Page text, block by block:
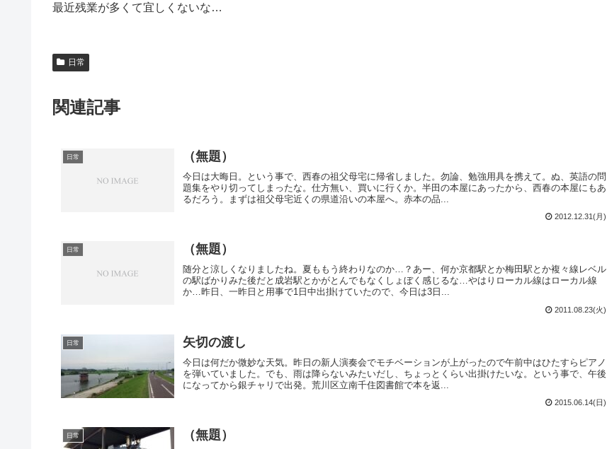
最近残業が多くて宜しくないな…
日常
関連記事
日常 （無題）
今日は大晦日。という事で、西春の祖父母宅に帰省しました。勿論、勉強用具を携えて。ぬ、英語の問
題集をやり切ってしまったな。仕方無い、買いに行くか。半田の本屋にあったから、西春の本屋にもあ
るだろう。まずは祖父母宅近くの県道沿いの本屋へ。赤本の品...
2012.12.31(月)
日常 （無題）
随分と涼しくなりましたね。夏ももう終わりなのか…？あー、何か京都駅とか梅田駅とか複々線レベル
の駅ばかりみた後だと成岩駅とかがとんでもなくしょぼく感じるな…やはりローカル線はローカル線
か…昨日、一昨日と用事で1日中出掛けていたので、今日は3日...
2011.08.23(火)
日常 矢切の渡し
今日は何だか微妙な天気。昨日の新人演奏会でモチベーションが上がったので午前中はひたすらピアノ
を弾いていました。でも、雨は降らないみたいだし、ちょっとくらい出掛けたいな。という事で、午後
になってから銀チャリで出発。荒川区立南千住図書館で本を返...
2015.06.14(日)
日常 （無題）